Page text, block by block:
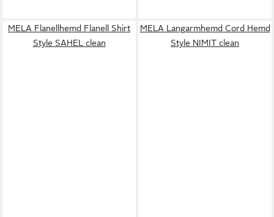
MELA Flanellhemd Flanell Shirt
Style SAHEL clean
MELA Langarmhemd Cord Hemd
Style NIMIT clean